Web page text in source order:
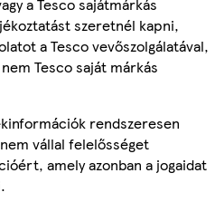
a Tesco sajátmárkás
szeretnél kapni,
a Tesco vevőszolgálatával,
Tesco saját márkás
rendszeresen
vállal felelősséget
amely azonban a jogaidat